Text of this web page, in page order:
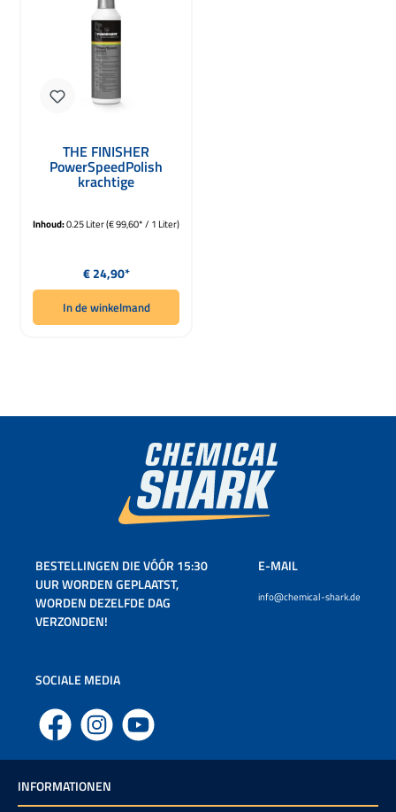
THE FINISHER
PowerSpeedPolish
krachtige
polijstermiddel met
Inhoud:0.25 Liter(€ 99,60* / 1 Liter)
Normale prijs:
€ 24,90*
In de winkelmand
BESTELLINGEN DIE VÓÓR 15:30
UUR WORDEN GEPLAATST,
WORDEN DEZELFDE DAG
VERZONDEN!
E-MAIL
info@chemical-shark.de
SOCIALE MEDIA
Facebook Instagram YouTube
INFORMATIONEN